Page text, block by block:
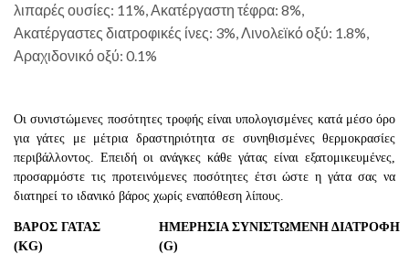
λιπαρές ουσίες: 11%, Ακατέργαστη τέφρα: 8%,
Ακατέργαστες διατροφικές ίνες: 3%, Λινολεϊκό οξύ: 1.8%,
Αραχιδονικό οξύ: 0.1%
Οι συνιστώμενες ποσότητες τροφής είναι υπολογισμένες κατά μέσο όρο
για γάτες με μέτρια δραστηριότητα σε συνηθισμένες θερμοκρασίες
περιβάλλοντος. Επειδή οι ανάγκες κάθε γάτας είναι εξατομικευμένες,
προσαρμόστε τις προτεινόμενες ποσότητες έτσι ώστε η γάτα σας να
διατηρεί το ιδανικό βάρος χωρίς εναπόθεση λίπους.
ΒΑΡΟΣ ΓΑΤΑΣ
(KG)
ΗΜΕΡΗΣΙΑ ΣΥΝΙΣΤΩΜΕΝΗ ΔΙΑΤΡΟΦΗ
(G)